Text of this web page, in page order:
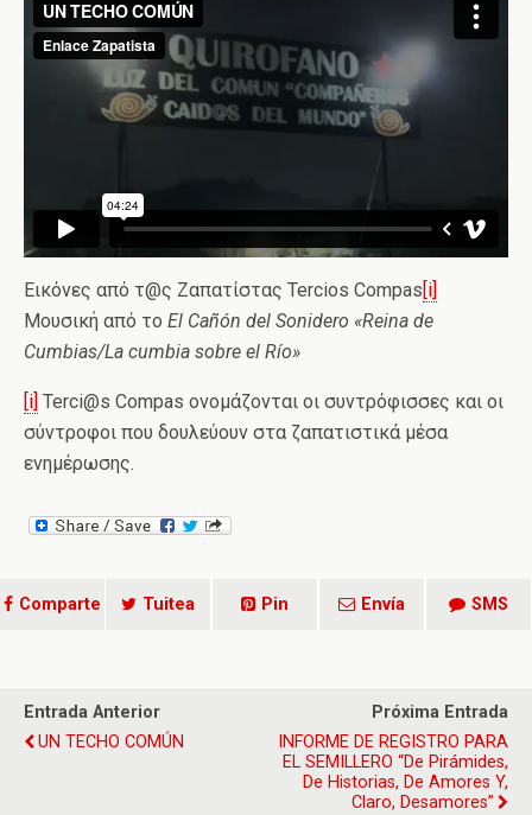
Εικόνες από τ@ς Ζαπατίστας Tercios Compas [i]
Μουσική από το El Cañón del Sonidero «Reina de
Cumbias/La cumbia sobre el Río»
[i] Terci@s Compas ονομάζονται οι συντρόφισσες και οι
σύντροφοι που δουλεύουν στα ζαπατιστικά μέσα
ενημέρωσης.
Comparte Tuitea Pin Envía SMS
Entrada Anterior
UN TECHO COMÚN
Próxima Entrada
INFORME DE REGISTRO PARA
EL SEMILLERO “De Pirámides,
De Historias, De Amores Y,
Claro, Desamores”